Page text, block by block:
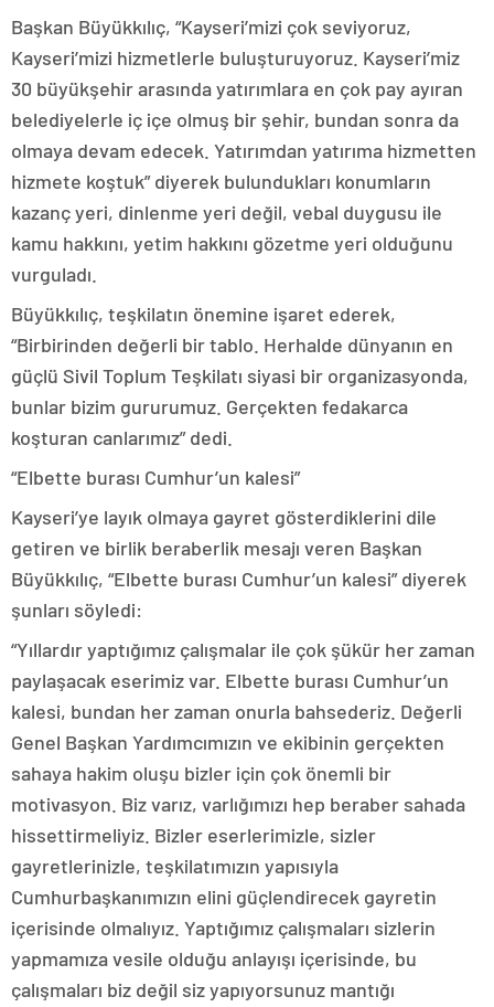
Başkan Büyükkılıç, “Kayseri’mizi çok seviyoruz,
Kayseri’mizi hizmetlerle buluşturuyoruz. Kayseri’miz
30 büyükşehir arasında yatırımlara en çok pay ayıran
belediyelerle iç içe olmuş bir şehir, bundan sonra da
olmaya devam edecek. Yatırımdan yatırıma hizmetten
hizmete koştuk” diyerek bulundukları konumların
kazanç yeri, dinlenme yeri değil, vebal duygusu ile
kamu hakkını, yetim hakkını gözetme yeri olduğunu
vurguladı.
Büyükkılıç, teşkilatın önemine işaret ederek,
“Birbirinden değerli bir tablo. Herhalde dünyanın en
güçlü Sivil Toplum Teşkilatı siyasi bir organizasyonda,
bunlar bizim gururumuz. Gerçekten fedakarca
koşturan canlarımız” dedi.
“Elbette burası Cumhur’un kalesi”
Kayseri’ye layık olmaya gayret gösterdiklerini dile
getiren ve birlik beraberlik mesajı veren Başkan
Büyükkılıç, “Elbette burası Cumhur’un kalesi” diyerek
şunları söyledi:
“Yıllardır yaptığımız çalışmalar ile çok şükür her zaman
paylaşacak eserimiz var. Elbette burası Cumhur’un
kalesi, bundan her zaman onurla bahsederiz. Değerli
Genel Başkan Yardımcımızın ve ekibinin gerçekten
sahaya hakim oluşu bizler için çok önemli bir
motivasyon. Biz varız, varlığımızı hep beraber sahada
hissettirmeliyiz. Bizler eserlerimizle, sizler
gayretlerinizle, teşkilatımızın yapısıyla
Cumhurbaşkanımızın elini güçlendirecek gayretin
içerisinde olmalıyız. Yaptığımız çalışmaları sizlerin
yapmamıza vesile olduğu anlayışı içerisinde, bu
çalışmaları biz değil siz yapıyorsunuz mantığı